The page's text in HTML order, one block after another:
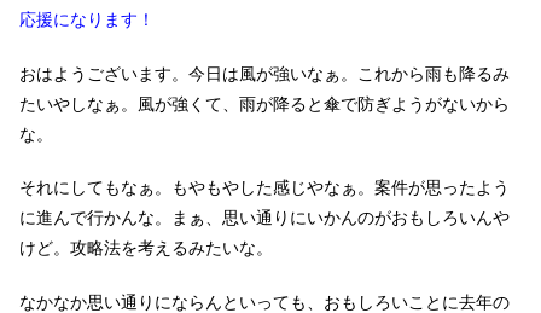
応援になります！
おはようございます。今日は風が強いなぁ。これから雨も降るみ
たいやしなぁ。風が強くて、雨が降ると傘で防ぎようがないから
な。
それにしてもなぁ。もやもやした感じやなぁ。案件が思ったよう
に進んで行かんな。まぁ、思い通りにいかんのがおもしろいんや
けど。攻略法を考えるみたいな。
なかなか思い通りにならんといっても、おもしろいことに去年の